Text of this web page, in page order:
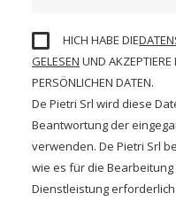
HICH HABE DIE
GELESEN UND
PERSÖNLICHEN DATEN.
De Pietri Srl wird diese
Beantwortung der
verwenden. De Pietri Srl
wie es für die
Dienstleistung